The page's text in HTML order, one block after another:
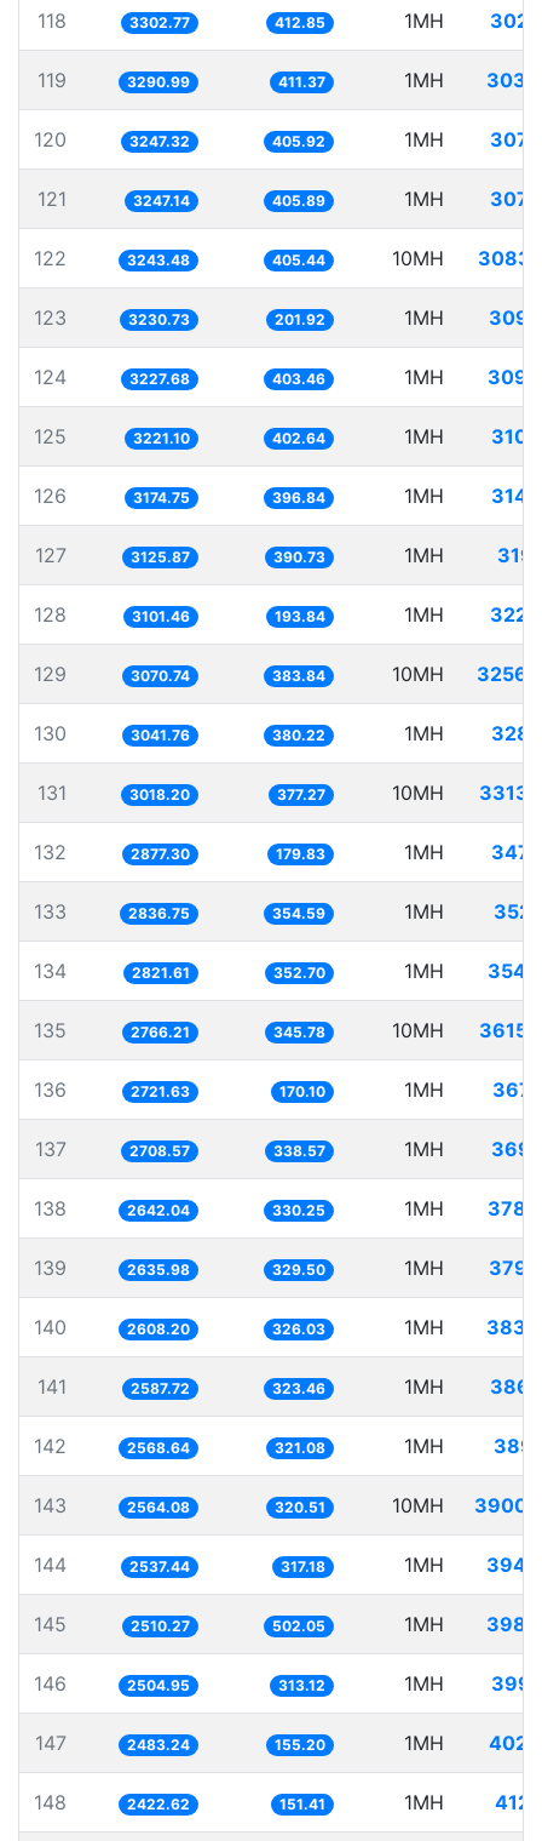
118 3302.77 412.85 1MH
119 3290.99 411.37 1MH
120 3247.32 405.92 1MH
121 3247.14 405.89 1MH
122 3243.48 405.44 10MH
123 3230.73 201.92 1MH
124 3227.68 403.46 1MH
125 3221.10 402.64 1MH
126 3174.75 396.84 1MH
127 3125.87 390.73 1MH
128 3101.46 193.84 1MH
129 3070.74 383.84 10MH
130 3041.76 380.22 1MH
131 3018.20 377.27 10MH
132 2877.30 179.83 1MH
133 2836.75 354.59 1MH
134 2821.61 352.70 1MH
135 2766.21 345.78 10MH
136 2721.63 170.10 1MH
137 2708.57 338.57 1MH
138 2642.04 330.25 1MH
139 2635.98 329.50 1MH
140 2608.20 326.03 1MH
141 2587.72 323.46 1MH
142 2568.64 321.08 1MH
143 2564.08 320.51 10MH
144 2537.44 317.18 1MH
145 2510.27 502.05 1MH
146 2504.95 313.12 1MH
147 2483.24 155.20 1MH
148 2422.62 151.41 1MH